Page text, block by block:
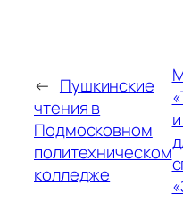
← Пушкинские
чтения в
Подмосковном
политехническом
колледже